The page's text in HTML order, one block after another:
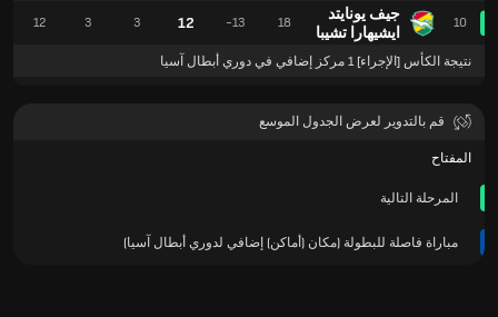
10
جيف يونايتد
ايشيهارا تشيبا
18
-13
12
3
3
12
نتيجة الكأس [الإجراء] 1 مركز إضافي في دوري أبطال آسيا
قم بالتدوير لعرض الجدول الموسع
المفتاح
المرحلة التالية
مباراة فاصلة للبطولة (مكان (أماكن) إضافي لدوري أبطال آسيا)